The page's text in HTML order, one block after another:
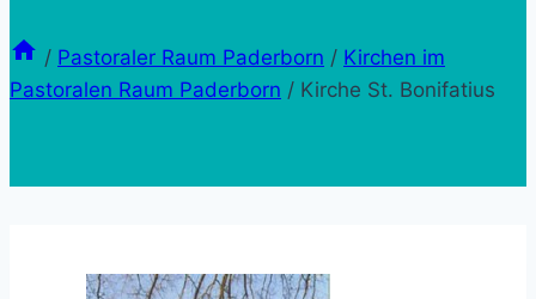
/ Pastoraler Raum Paderborn / Kirchen im
Pastoralen Raum Paderborn / Kirche St. Bonifatius